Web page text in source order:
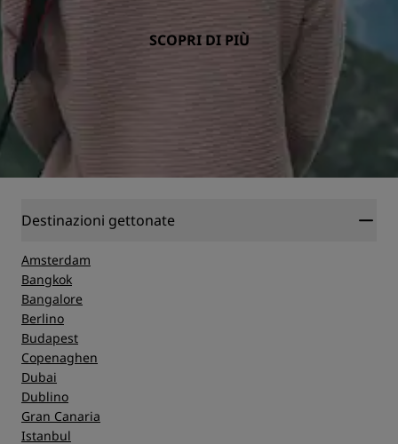
SCOPRI DI PIÙ
Destinazioni gettonate
Amsterdam
Bangkok
Bangalore
Berlino
Budapest
Copenaghen
Dubai
Dublino
Gran Canaria
Istanbul